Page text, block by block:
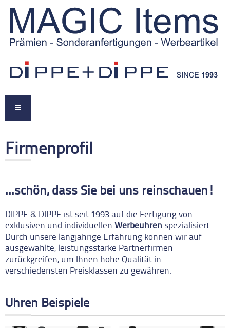
Firmenprofil
...schön, dass Sie bei uns reinschauen!
DIPPE & DIPPE ist seit 1993 auf die Fertigung von
exklusiven und individuellen Werbeuhren spezialisiert.
Durch unsere langjährige Erfahrung können wir auf
ausgewählte, leistungsstarke Partnerfirmen
zurückgreifen, um Ihnen hohe Qualität in
verschiedensten Preisklassen zu gewähren.
Uhren Beispiele